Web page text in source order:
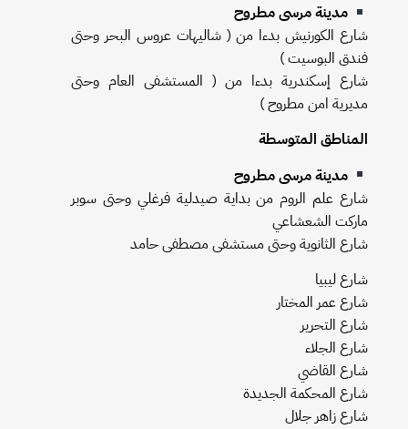
مدينة مرسى مطروح
شارع الكورنيش بدءا من ( شاليهات عروس البحر وحتى
فندق البوسيت )
شارع إسكندرية بدءا من ( المستشفى العام وحتى
مديرية امن مطروح )
المناطق المتوسطة
مدينة مرسى مطروح
شارع علم الروم من بداية صيدلية فرغلي وحتى سوبر
ماركت الشعشاعي
شارع الثانوية وحتى مستشفى مصطفى حامد
شارع ليبيا
شارع عمر المختار
شارع التحرير
شارع الجلاء
شارع القاضي
شارع المحكمة الجديدة
شارع زاهر جلال